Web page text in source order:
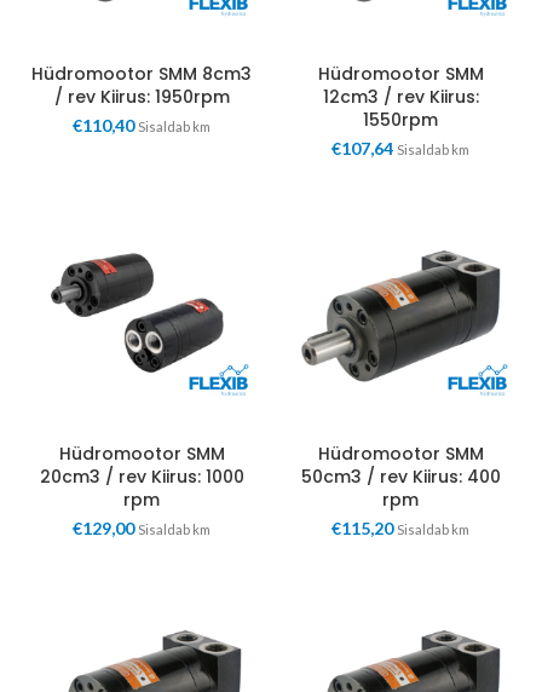
Hüdromootor SMM 8cm3
/ rev Kiirus: 1950rpm
€110,40 Sisaldab km
Hüdromootor SMM
12cm3 / rev Kiirus:
1550rpm
€107,64 Sisaldab km
Hüdromootor SMM
20cm3 / rev Kiirus: 1000
rpm
€129,00 Sisaldab km
Hüdromootor SMM
50cm3 / rev Kiirus: 400
rpm
€115,20 Sisaldab km